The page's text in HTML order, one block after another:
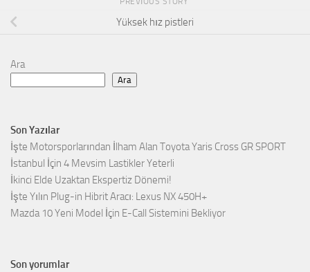
Yüksek hız pistleri
Ara
Ara
Son Yazılar
İşte Motorsporlarından İlham Alan Toyota Yaris Cross GR SPORT
İstanbul İçin 4 Mevsim Lastikler Yeterli
İkinci Elde Uzaktan Ekspertiz Dönemi!
İşte Yılın Plug-in Hibrit Aracı: Lexus NX 450H+
Mazda 10 Yeni Model İçin E-Call Sistemini Bekliyor
Son yorumlar